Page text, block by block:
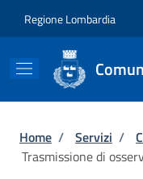
Regione Lombardia
Briciole di
Home / Servizi /
Trasmissione di